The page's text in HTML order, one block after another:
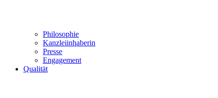
Philosophie
Kanzleiinhaberin
Presse
Engagement
Qualität